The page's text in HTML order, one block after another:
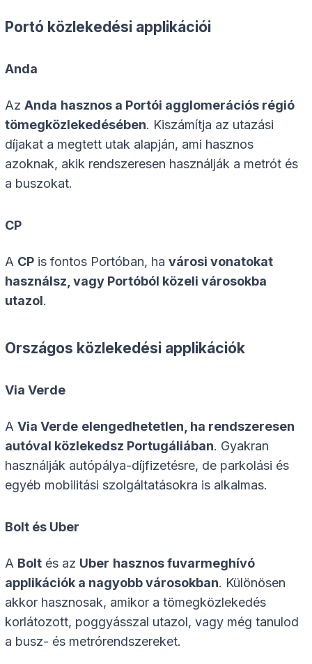
Portó közlekedési applikációi
Anda
Az Anda hasznos a Portói agglomerációs régió
tömegközlekedésében. Kiszámítja az utazási
díjakat a megtett utak alapján, ami hasznos
azoknak, akik rendszeresen használják a metrót és
a buszokat.
CP
A CP is fontos Portóban, ha városi vonatokat
használsz, vagy Portóból közeli városokba
utazol.
Országos közlekedési applikációk
Via Verde
A Via Verde elengedhetetlen, ha rendszeresen
autóval közlekedsz Portugáliában. Gyakran
használják autópálya-díjfizetésre, de parkolási és
egyéb mobilitási szolgáltatásokra is alkalmas.
Bolt és Uber
A Bolt és az Uber hasznos fuvarmeghívó
applikációk a nagyobb városokban. Különösen
akkor hasznosak, amikor a tömegközlekedés
korlátozott, poggyásszal utazol, vagy még tanulod
a busz- és metrórendszereket.